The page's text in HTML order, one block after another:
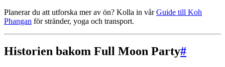
Planerar du att utforska mer av ön? Kolla in vårGuide till Koh
Phangan för stränder, yoga och transport.
Historien bakom Full Moon Party#